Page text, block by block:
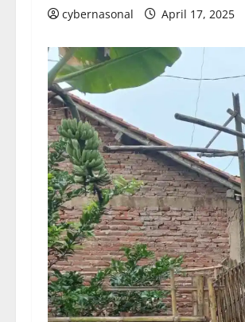
cybernasonal April 17, 2025